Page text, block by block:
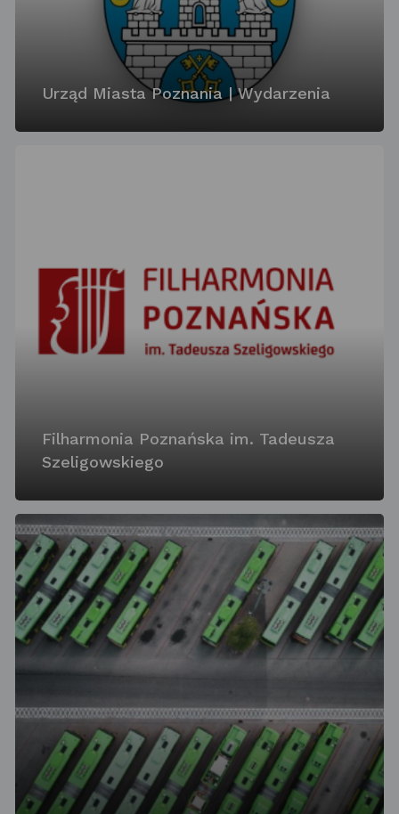
Urząd Miasta Poznania | Wydarzenia
Filharmonia Poznańska im. Tadeusza
Szeligowskiego